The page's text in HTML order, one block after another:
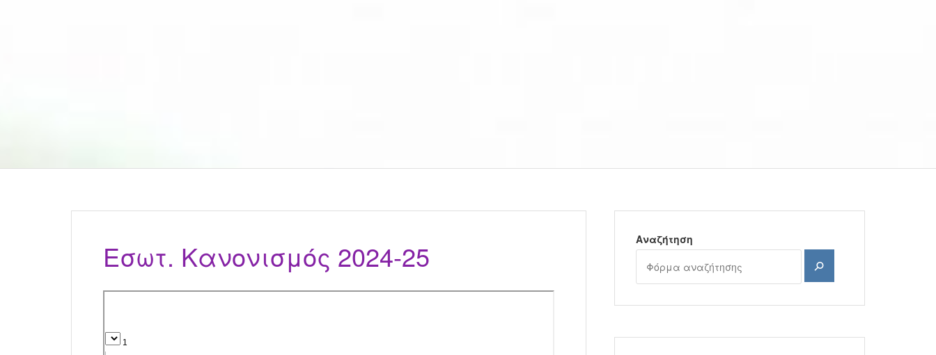
Εσωτ. Κανονισμός 2024-25 Αναζήτηση
Αναζήτηση